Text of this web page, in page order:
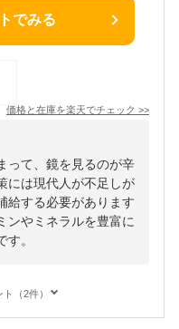
でみる
価格と在庫を楽天でチェック >>
って、鏡を見るのが辛
には現代人が不足しが
給する必要があります
ンやミネラルを豊富に
。
（2件）